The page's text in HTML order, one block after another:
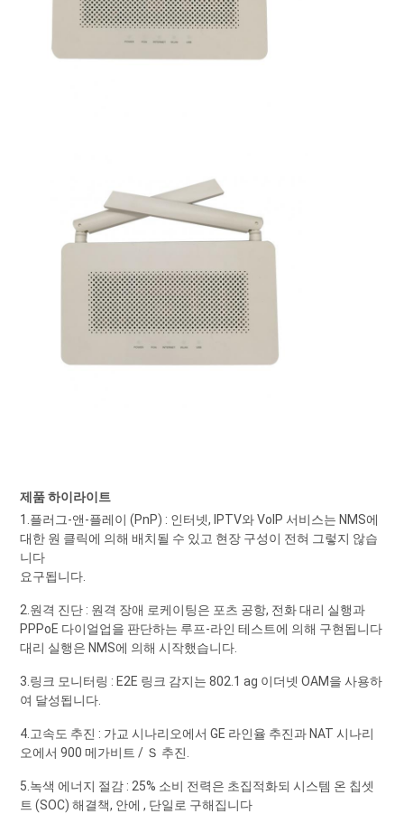
제품 하이라이트
1.플러그-앤-플레이 (PnP) : 인터넷, IPTV와 VoIP 서비스는 NMS에
대한 원 클릭에 의해 배치될 수 있고 현장 구성이 전혀 그렇지 않습
니다
요구됩니다.
2.원격 진단 : 원격 장애 로케이팅은 포츠 공항, 전화 대리 실행과
PPPoE 다이얼업을 판단하는 루프-라인 테스트에 의해 구현됩니다
대리 실행은 NMS에 의해 시작했습니다.
3.링크 모니터링 : E2E 링크 감지는 802.1 ag 이더넷 OAM을 사용하
여 달성됩니다.
4.고속도 추진 : 가교 시나리오에서 GE 라인율 추진과 NAT 시나리
오에서 900 메가비트 / Ｓ 추진.
5.녹색 에너지 절감 : 25% 소비 전력은 초집적화되 시스템 온 칩셋
트 (SOC) 해결책, 안에 , 단일로 구해집니다